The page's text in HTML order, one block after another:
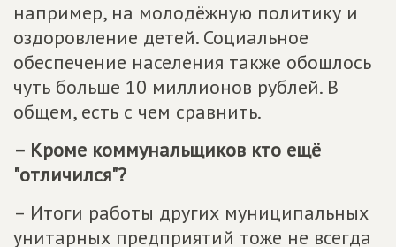
например, на молодёжную политику и
оздоровление детей. Социальное
обеспечение населения также обошлось
чуть больше 10 миллионов рублей. В
общем, есть с чем сравнить.
– Кроме коммунальщиков кто ещё
"отличился"?
– Итоги работы других муниципальных
унитарных предприятий тоже не всегда